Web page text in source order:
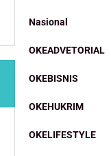
Nasional
OKEADVETORIAL
OKEBISNIS
OKEHUKRIM
OKELIFESTYLE